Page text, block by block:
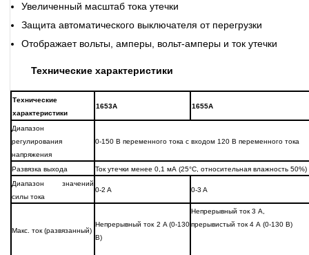
Увеличенный масштаб тока утечки
Защита автоматического выключателя от перегрузки
Отображает вольты, амперы, вольт-амперы и ток утечки
Технические характеристики
Технические
характеристики
1653А 1655А
Диапазон
регулирования
напряжения
0-150 В переменного тока с входом 120 В переменного тока
Развязка выхода
Ток утечки менее 0,1 мА (25°C, относительная влажность 50%)
Диапазон значений
силы тока
0-2 A 0-3 A
Макс. ток (развязанный)
Непрерывный ток 2 A (0-130
В)
Непрерывный ток 3 A,
прерывистый ток 4 А (0-130 В)